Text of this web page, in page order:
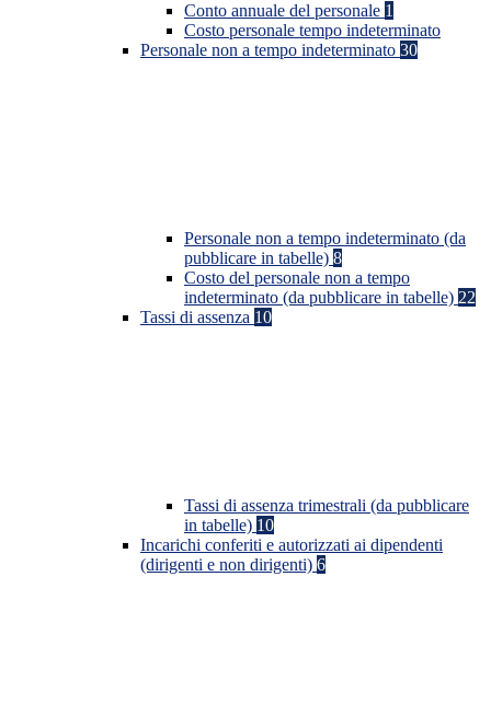
Conto annuale del personale 1
Costo personale tempo indeterminato
Personale non a tempo indeterminato 30
Personale non a tempo indeterminato (da
pubblicare in tabelle) 8
Costo del personale non a tempo
indeterminato (da pubblicare in tabelle) 22
Tassi di assenza 10
Tassi di assenza trimestrali (da pubblicare
in tabelle) 10
Incarichi conferiti e autorizzati ai dipendenti
(dirigenti e non dirigenti) 6